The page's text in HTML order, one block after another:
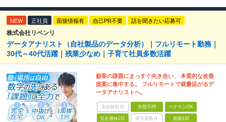
NEW 正社員 面接情報有 自己PR不要 話を聞きたい応募可
株式会社リベンリ
データアナリスト（自社製品のデータ分析）｜フルリモート勤務｜
30代～40代活躍｜残業少なめ｜子育て社員多数活躍
顧客の課題にまっすぐ向き合い、 本質的な改善
提案に集中する。 フルリモートで裁量拡がるデ
ータアナリストへ。
未経験歓迎 学歴不問 ベテランOK
完全週休2日 賞与複数月 面接1回